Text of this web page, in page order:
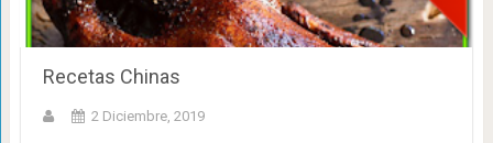
Recetas Chinas
2 Diciembre, 2019